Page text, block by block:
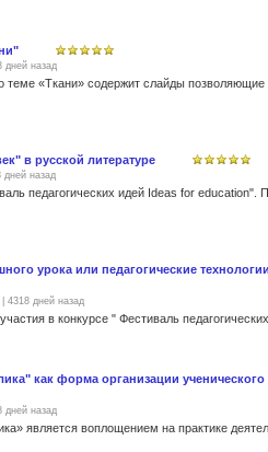
дней назад
в русской литературе
дней назад
урока или педагогические
| 4318 дней назад
в конкурсе " Фестиваль
как форма организации
дней назад